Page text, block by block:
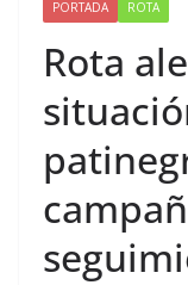
PORTADA ROTA
Rota